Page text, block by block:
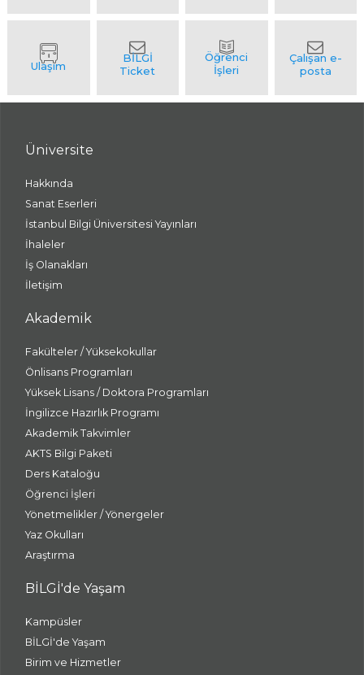
Üniversite
Hakkında
Sanat Eserleri
İstanbul Bilgi Üniversitesi Yayınları
İhaleler
İş Olanakları
İletişim
Akademik
Fakülteler / Yüksekokullar
Önlisans Programları
Yüksek Lisans / Doktora Programları
İngilizce Hazırlık Programı
Akademik Takvimler
AKTS Bilgi Paketi
Ders Kataloğu
Öğrenci İşleri
Yönetmelikler / Yönergeler
Yaz Okulları
Araştırma
BİLGİ'de Yaşam
Kampüsler
BİLGİ'de Yaşam
Birim ve Hizmetler